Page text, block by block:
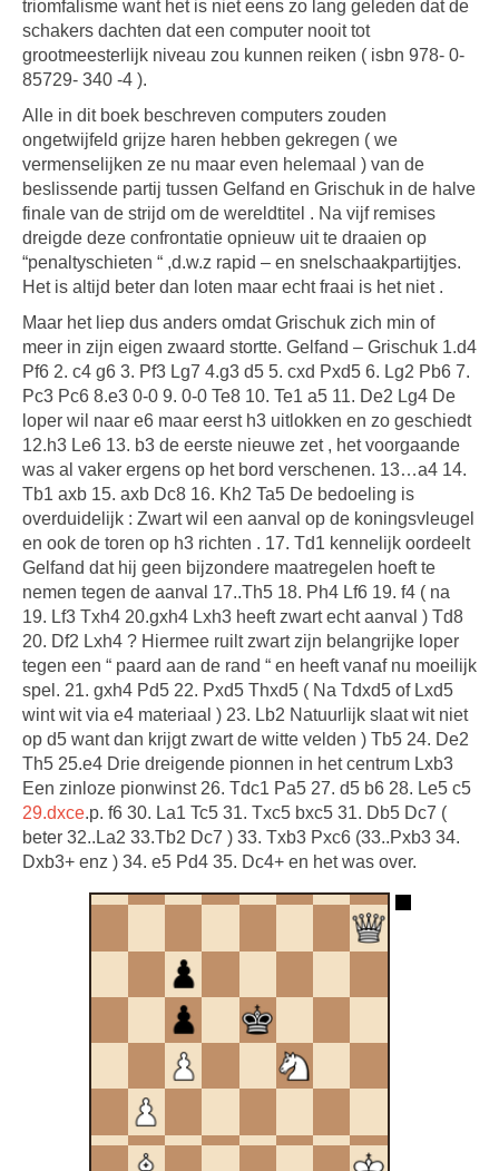
triomfalisme want het is niet eens zo lang geleden dat de
schakers dachten dat een computer nooit tot
grootmeesterlijk niveau zou kunnen reiken ( isbn 978- 0-
85729- 340 -4 ).
Alle in dit boek beschreven computers zouden
ongetwijfeld grijze haren hebben gekregen ( we
vermenselijken ze nu maar even helemaal ) van de
beslissende partij tussen Gelfand en Grischuk in de halve
finale van de strijd om de wereldtitel . Na vijf remises
dreigde deze confrontatie opnieuw uit te draaien op
“penaltyschieten “ ,d.w.z rapid – en snelschaakpartijtjes.
Het is altijd beter dan loten maar echt fraai is het niet .
Maar het liep dus anders omdat Grischuk zich min of
meer in zijn eigen zwaard stortte. Gelfand – Grischuk 1.d4
Pf6 2. c4 g6 3. Pf3 Lg7 4.g3 d5 5. cxd Pxd5 6. Lg2 Pb6 7.
Pc3 Pc6 8.e3 0-0 9. 0-0 Te8 10. Te1 a5 11. De2 Lg4 De
loper wil naar e6 maar eerst h3 uitlokken en zo geschiedt
12.h3 Le6 13. b3 de eerste nieuwe zet , het voorgaande
was al vaker ergens op het bord verschenen. 13…a4 14.
Tb1 axb 15. axb Dc8 16. Kh2 Ta5 De bedoeling is
overduidelijk : Zwart wil een aanval op de koningsvleugel
en ook de toren op h3 richten . 17. Td1 kennelijk oordeelt
Gelfand dat hij geen bijzondere maatregelen hoeft te
nemen tegen de aanval 17..Th5 18. Ph4 Lf6 19. f4 ( na
19. Lf3 Txh4 20.gxh4 Lxh3 heeft zwart echt aanval ) Td8
20. Df2 Lxh4 ? Hiermee ruilt zwart zijn belangrijke loper
tegen een “ paard aan de rand “ en heeft vanaf nu moeilijk
spel. 21. gxh4 Pd5 22. Pxd5 Thxd5 ( Na Tdxd5 of Lxd5
wint wit via e4 materiaal ) 23. Lb2 Natuurlijk slaat wit niet
op d5 want dan krijgt zwart de witte velden ) Tb5 24. De2
Th5 25.e4 Drie dreigende pionnen in het centrum Lxb3
Een zinloze pionwinst 26. Tdc1 Pa5 27. d5 b6 28. Le5 c5
29.dxce.p. f6 30. La1 Tc5 31. Txc5 bxc5 31. Db5 Dc7 (
beter 32..La2 33.Tb2 Dc7 ) 33. Txb3 Pxc6 (33..Pxb3 34.
Dxb3+ enz ) 34. e5 Pd4 35. Dc4+ en het was over.